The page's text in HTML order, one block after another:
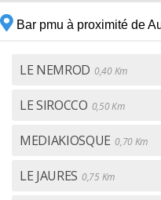
Bar pmu à proximité de
LE NEMROD 0,40 Km
LE SIROCCO 0,50 Km
MEDIAKIOSQUE 0,70 Km
LE JAURES 0,75 Km